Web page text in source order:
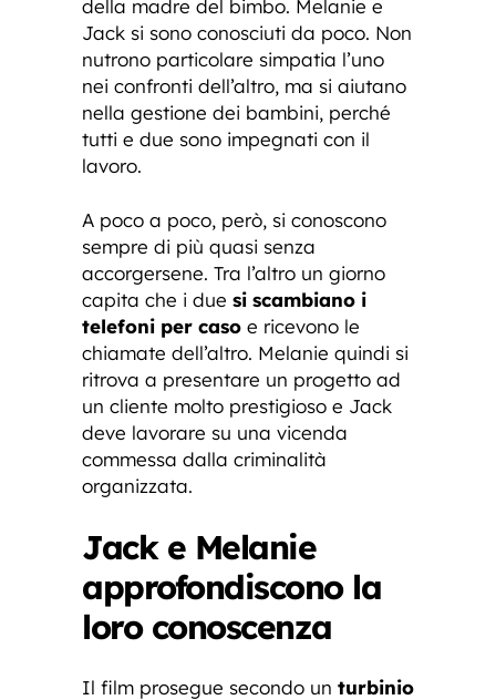
della madre del bimbo. Melanie e
Jack si sono conosciuti da poco. Non
nutrono particolare simpatia l’uno
nei confronti dell’altro, ma si aiutano
nella gestione dei bambini, perché
tutti e due sono impegnati con il
lavoro.
A poco a poco, però, si conoscono
sempre di più quasi senza
accorgersene. Tra l’altro un giorno
capita che i due si scambiano i
telefoni per caso e ricevono le
chiamate dell’altro. Melanie quindi si
ritrova a presentare un progetto ad
un cliente molto prestigioso e Jack
deve lavorare su una vicenda
commessa dalla criminalità
organizzata.
Jack e Melanie
approfondiscono la
loro conoscenza
Il film prosegue secondo un turbinio